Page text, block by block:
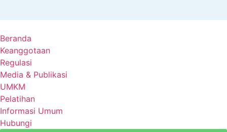
Beranda
Keanggotaan
Regulasi
Media & Publikasi
UMKM
Pelatihan
Informasi Umum
Hubungi